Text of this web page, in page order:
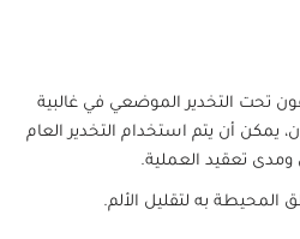
تحت التخدير الموضعي في غالبية
يمكن أن يتم استخدام التخدير العام
تعقيد العملية.
المحيطة به لتقليل الألم.